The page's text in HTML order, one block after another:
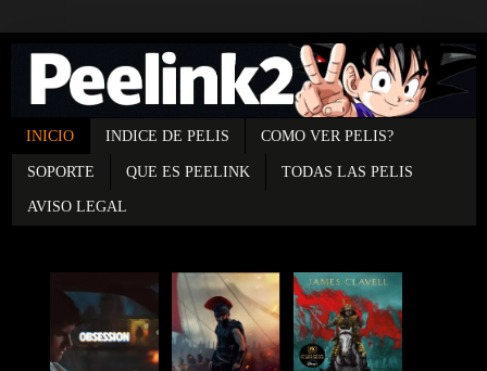
INICIO INDICE DE PELIS COMO VER PELIS?
SOPORTE QUE ES PEELINK TODAS LAS PELIS
AVISO LEGAL